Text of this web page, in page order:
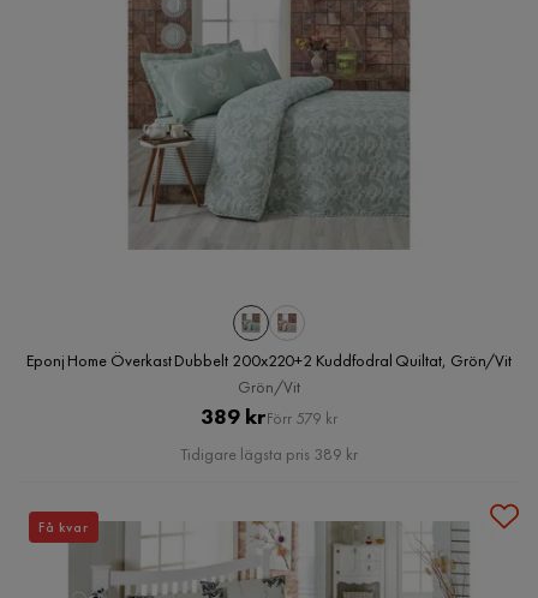
Eponj Home Överkast Dubbelt 200x220+2 Kuddfodral Quiltat, Grön/Vit
Grön/Vit
Pris
389 krOriginal
Pris
Förr 579 kr
Tidigare lägsta pris 389 kr
Få kvar